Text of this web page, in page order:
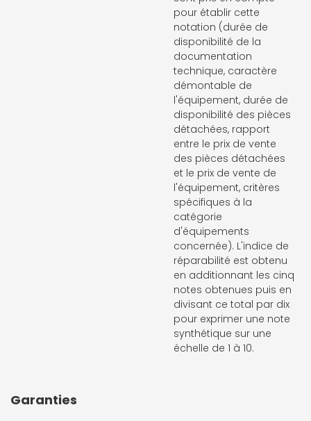
pour établir cette
notation (durée de
disponibilité de la
documentation
technique, caractère
démontable de
l'équipement, durée de
disponibilité des pièces
détachées, rapport
entre le prix de vente
des pièces détachées
et le prix de vente de
l'équipement, critères
spécifiques à la
catégorie
d'équipements
concernée). L'indice de
réparabilité est obtenu
en additionnant les cinq
notes obtenues puis en
divisant ce total par dix
pour exprimer une note
synthétique sur une
échelle de 1 à 10.
Garanties